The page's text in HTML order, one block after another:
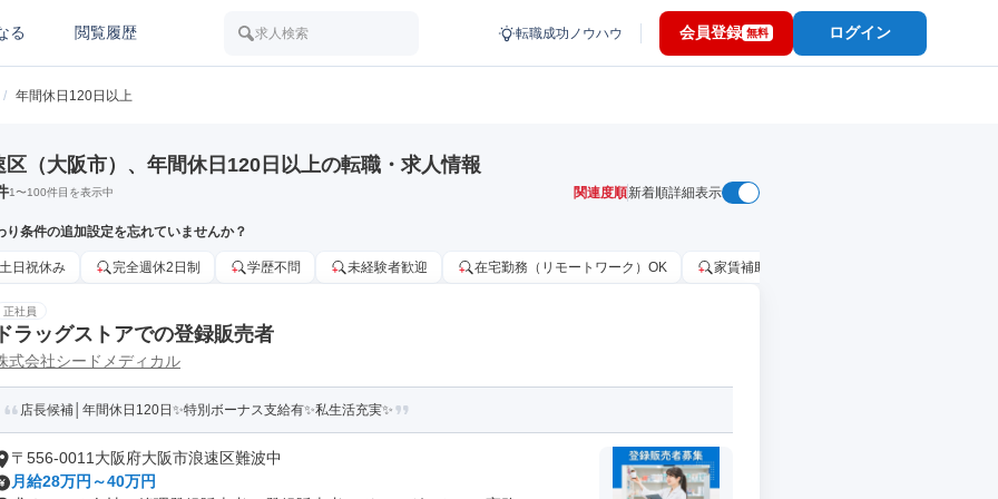
る 閲覧履歴 求人検索 転職成功ノウハウ 会員登録 無料 ログイン
/ 年間休日120日以上
区（大阪市）、年間休日120日以上の転職・求人情報
1〜100件目を表示中 関連度順新着順詳細表示
り条件の追加設定を忘れていませんか？
土日祝休み 完全週休2日制 学歴不問 未経験者歓迎 在宅勤務（リモートワーク）OK 家賃補助・住宅手当あり
正社員
ラッグストアでの登録販売者
式会社シードメディカル
店長候補│年間休日120日✨特別ボーナス支給有✨私生活充実✨
〒556-0011大阪府大阪市浪速区難波中
月給28万円～40万円